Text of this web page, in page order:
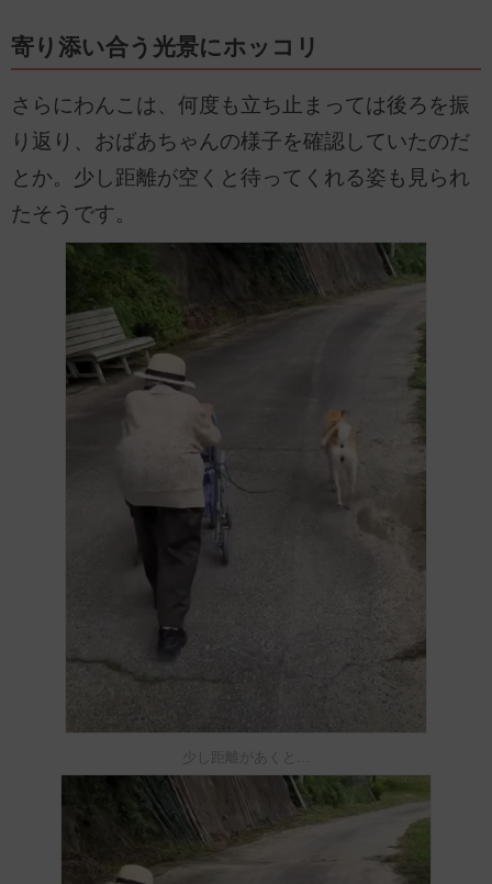
寄り添い合う光景にホッコリ
さらにわんこは、何度も立ち止まっては後ろを振
り返り、おばあちゃんの様子を確認していたのだ
とか。少し距離が空くと待ってくれる姿も見られ
たそうです。
少し距離があくと…